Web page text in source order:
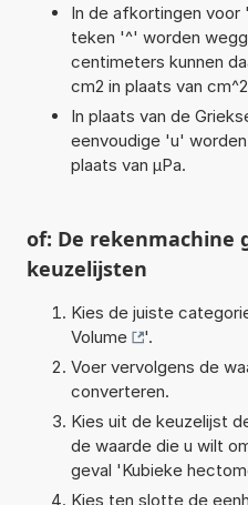
In de afkortingen
teken '^' worden
centimeters kunnen
cm2 in plaats van
In plaats van de
eenvoudige 'u'
plaats van µPa.
of: De rekenmachine
keuzelijsten
Kies de juiste
Volume
'.
Voer vervolgens de
converteren.
Kies uit de keuzelijst
de waarde die u wilt
geval 'Kubieke
Kies ten slotte de